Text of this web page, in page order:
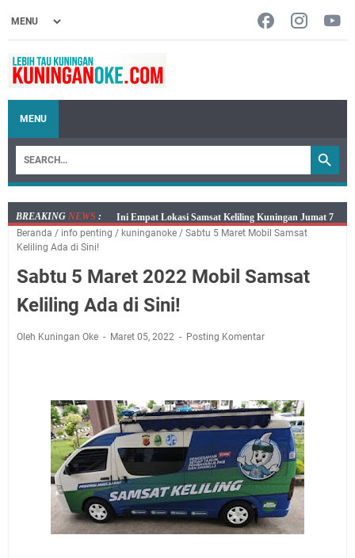
MENU
BREAKING NEWS :
Jumat 7 Agustus 2026 Mobil SIM Keliling Ada di
Kecamatan Sindangagung
Dicabut Dari Hidupmu, Kamu Akan Tetap Berjalan
Kelaparan Meskipun Memiliki Sekarung Penuh Uang
juga Tempat Beristirahat yang Paling Menenangkan, Ini
Warga Mulai Kesulitan Air Bersih Akibat Kekeringan,
Polres Kuningan dan PAM Tirta Kamuning Salurakan
12 Ribu Liter
Uniku Jadi Tuan Rumah Pendampingan Penyusunan
Dokumen SPMI
Sudahkah Kita Merdeka Dari Hawa Nafsu?
Info Sembako di Pasar Kepuh Kuningan Kamis 6
Beranda / info penting / kuninganoke / Sabtu 5 Maret Mobil Samsat
Keliling Ada di Sini!
Sabtu 5 Maret 2022 Mobil Samsat
Keliling Ada di Sini!
Oleh Kuningan Oke Maret 05, 2022 Posting Komentar